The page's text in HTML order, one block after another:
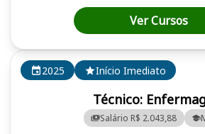
2025 Início Imediato
Técnico:
Salário R$ 2.043,88
Ver Cursos